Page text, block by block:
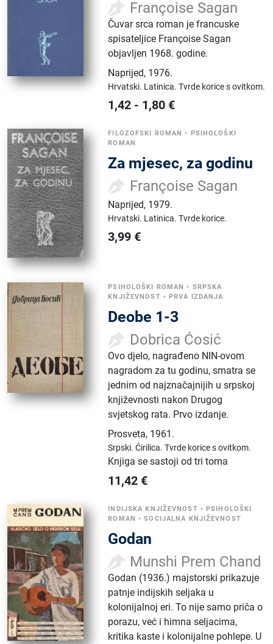
Françoise Sagan
Čuvar srca roman je francuske
spisateljice Françoise Sagan
objavljen 1968. godine.
Naprijed, 1976.
Hrvatski. Latinica.Tvrde korice s ovitkom.
1,42 - 1,80 €
FILOZOFSKI ROMAN • PSIHOLOŠKI
ROMAN
Za mjesec, za godinu
Françoise Sagan
Naprijed, 1979.
Hrvatski. Latinica.Tvrde korice.
3,99 €
PSIHOLOŠKI ROMAN • SRPSKA
KNJIŽEVNOST •PRVA IZDANJA
Deobe 1-3
Dobrica Ćosić
Ovo djelo, nagrađeno NIN-ovom
nagradom za tu godinu, smatra se
jednim od najznačajnijih u srpskoj
književnosti nakon Drugog
svjetskog rata. Prvo izdanje.
Prosveta, 1961.
Srpski.Ćirilica.Tvrde korice s ovitkom.
Knjiga se sastoji od tri toma
11,42 €
INDIJSKA KNJIŽEVNOST •PSIHOLOŠKI
ROMAN •SOCIJALNA KNJIŽEVNOST
Godan
Munshi Prem Chand
Godan (1936.) majstorski prikazuje
patnje indijskih seljaka u
kolonijalnoj eri. To nije samo priča o
porazu, već i himna seljacima,
kritika kaste i kolonijalne pohlepe. U